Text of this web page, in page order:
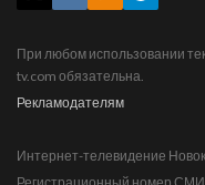
При любом использовании
tv.com обязательна.
Рекламодателям
Интернет-телевидение